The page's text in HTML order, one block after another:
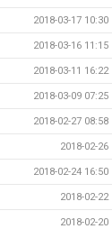
2018-03-17 10:30
2018-03-16 11:15
2018-03-11 16:22
2018-03-09 07:25
2018-02-27 08:58
2018-02-26
2018-02-24 16:50
2018-02-22
2018-02-20